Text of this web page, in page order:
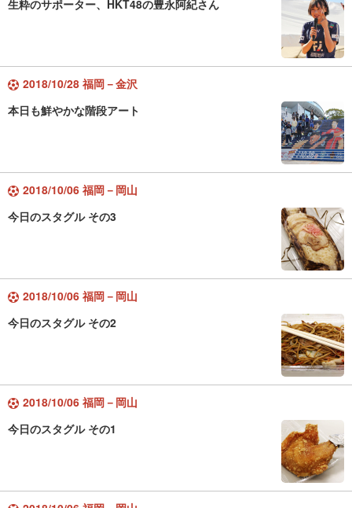
生粋のサポーター、HKT48の豊永阿紀さん
2018/10/28 福岡－金沢
本日も鮮やかな階段アート
2018/10/06 福岡－岡山
今日のスタグル その3
2018/10/06 福岡－岡山
今日のスタグル その2
2018/10/06 福岡－岡山
今日のスタグル その1